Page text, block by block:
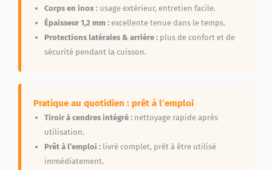
Corps en inox : usage extérieur, entretien facile.
Épaisseur 1,2 mm : excellente tenue dans le temps.
Protections latérales & arrière : plus de confort et de
sécurité pendant la cuisson.
Pratique au quotidien : prêt à l’emploi
Tiroir à cendres intégré : nettoyage rapide après
utilisation.
Prêt à l’emploi : livré complet, prêt à être utilisé
immédiatement.